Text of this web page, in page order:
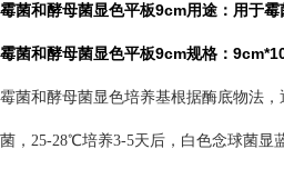
霉菌和酵母菌显色平板9cm用途：用于
霉菌和酵母菌显色平板9cm规格：
霉菌和酵母菌显色培养基根据酶底物法
菌，25-28℃培养3-5天后，白色念球菌显